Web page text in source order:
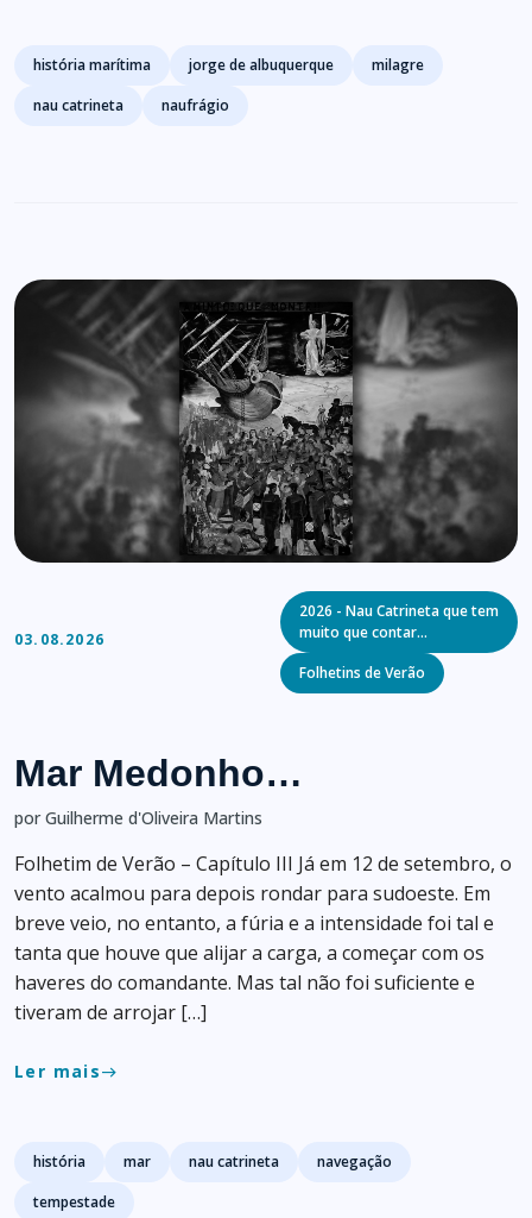
Tags
história marítima jorge de albuquerque
milagre
nau catrineta
naufrágio
03.08.2026
Categories
2026 - Nau Catrineta que tem
muito que contar…
Folhetins de Verão
Mar Medonho…
por Guilherme d'Oliveira Martins
Folhetim de Verão – Capítulo III Já em 12 de setembro, o
vento acalmou para depois rondar para sudoeste. Em
breve veio, no entanto, a fúria e a intensidade foi tal e
tanta que houve que alijar a carga, a começar com os
haveres do comandante. Mas tal não foi suficiente e
tiveram de arrojar […]
Ler maiseast
Tags
história mar nau catrineta
navegação
tempestade